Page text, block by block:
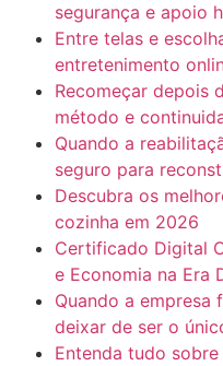
segurança e apoio
Entre telas e
entretenimento
Recomeçar depois
método e
Quando a
seguro para
Descubra os
cozinha em 2026
Certificado Digital
e Economia na Era
Quando a empresa
deixar de ser o
Entenda tudo